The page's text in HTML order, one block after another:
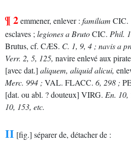
¶ 2emmener, enlever : familiam CIC.
esclaves ; legiones a BrutoCIC. Phil.
Brutus, cf. CÆS. C. 1, 9, 4 ; navis a
Verr. 2, 5, 125, navire enlevé aux
[avec dat.] aliquem, aliquid alicui,
Merc. 994 ; VAL. FLACC. 6, 298 ;
[dat. ou abl. ? douteux] VIRG. En. 10,
10, 153, etc.
II [fig.] séparer de, détacher de :